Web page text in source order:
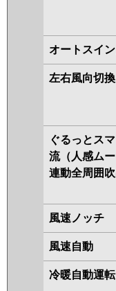
パナソニック
オートスイ
左右風向切換
ぐるっとス
流（人感ム
連動全周囲吹
風速ノッチ
風速自動
冷暖自動運転